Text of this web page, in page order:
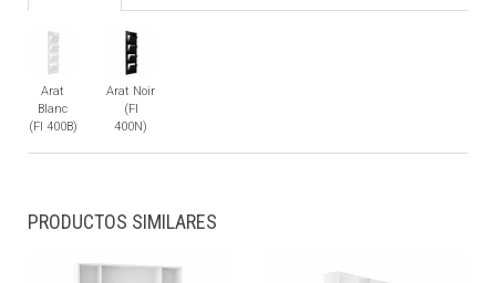
Arat
Blanc
(FI 400B)
Arat Noir
(FI
400N)
PRODUCTOS SIMILARES